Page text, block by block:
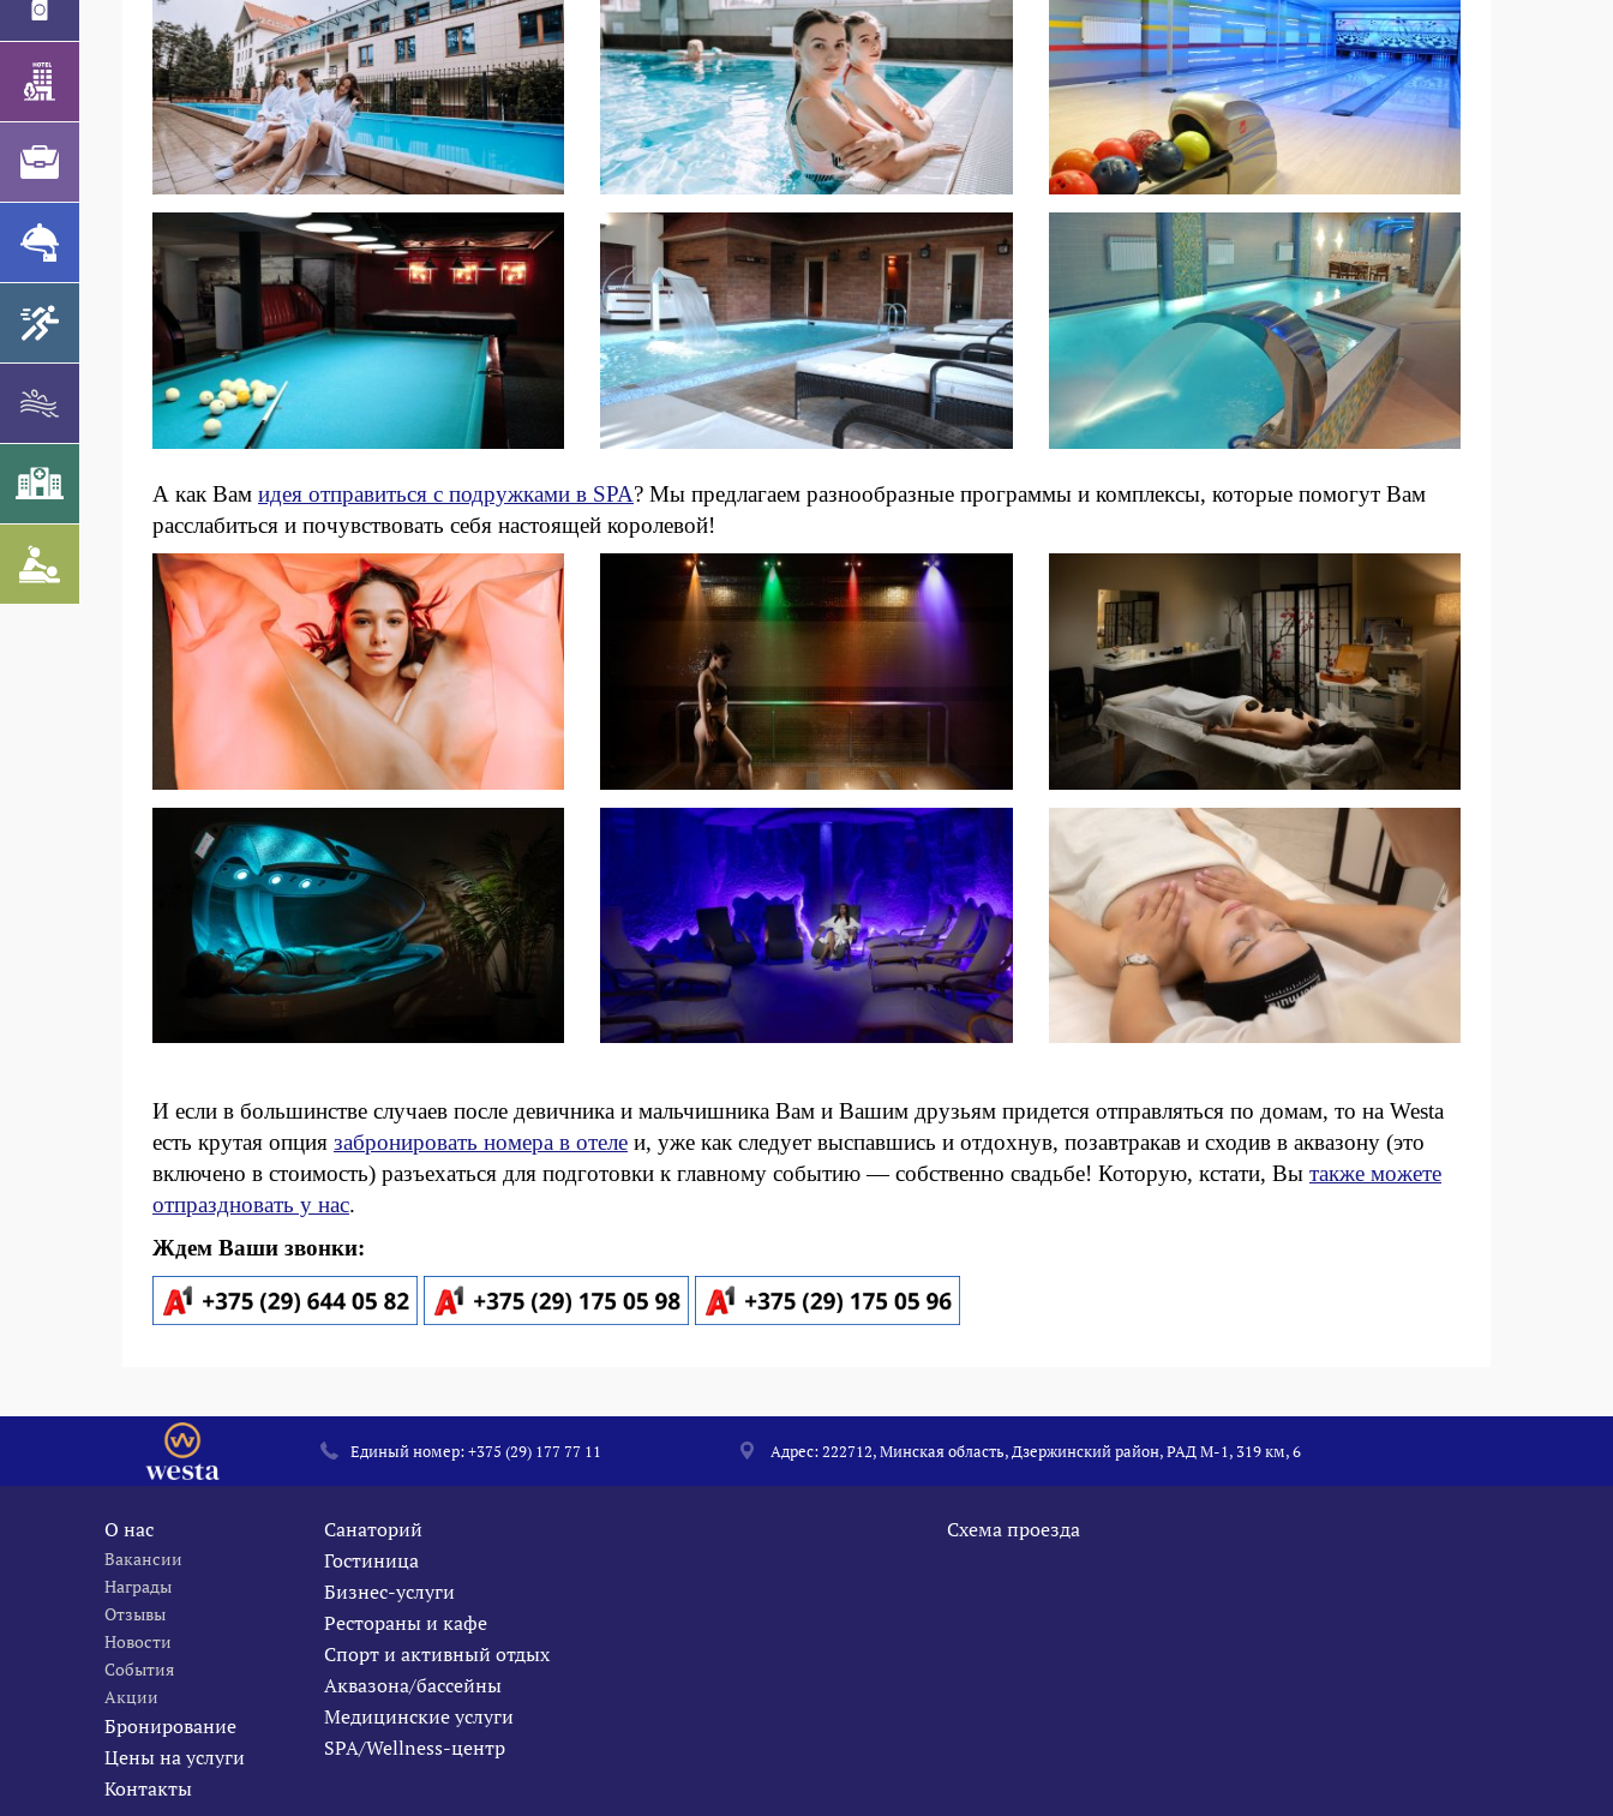
А как Вам идея отправиться с подружками в SPA? Мы предлагаем разнообразные программы и комплексы, которые помогут Вам
расслабиться и почувствовать себя настоящей королевой!
И если в большинстве случаев после девичника и мальчишника Вам и Вашим друзьям придется отправляться по домам, то на Westa
есть крутая опция забронировать номера в отеле и, уже как следует выспавшись и отдохнув, позавтракав и сходив в аквазону (это
включено в стоимость) разъехаться для подготовки к главному событию — собственно свадьбе! Которую, кстати, Вы также можете
отпраздновать у нас.
Ждем Ваши звонки:
Единый номер:+375 (29) 177 77 11 Адрес: 222712, Минская область, Дзержинский район, РАД М-1, 319 км, 6
О нас
Вакансии
Награды
Отзывы
Новости
События
Акции
Бронирование
Цены на услуги
Контакты
Санаторий
Гостиница
Бизнес-услуги
Рестораны и кафе
Спорт и активный отдых
Аквазона/бассейны
Медицинские услуги
SPA/Wellness-центр
Схема проезда